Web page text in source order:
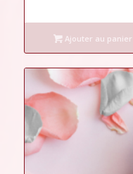
Ajouter au panier